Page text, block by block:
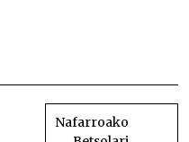
Nafarroako